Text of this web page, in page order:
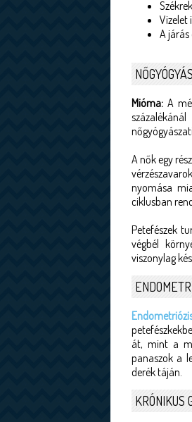
Vizelet
A járás
Mióma: A
A nők egy
nyomása
ciklusban
Petefészek
végbél
viszonylag
át, mint a
panaszok a
derék táján.
KRÓNIKUS